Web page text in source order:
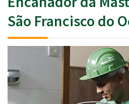
São Francisco do